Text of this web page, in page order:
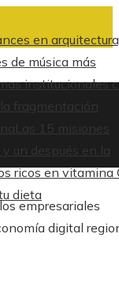
en
de música más
institucionales
fragmentación
Las 15 misiones
un después en la
ricos en vitamina
dieta
empresariales
digital